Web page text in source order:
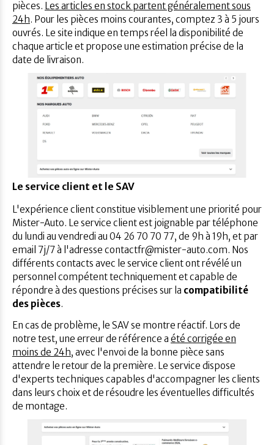
pièces. Les articles en stock partent généralement sous
24h. Pour les pièces moins courantes, comptez 3 à 5 jours
ouvrés. Le site indique en temps réel la disponibilité de
chaque article et propose une estimation précise de la
date de livraison.
Le service client et le SAV
L'expérience client constitue visiblement une priorité pour
Mister-Auto. Le service client est joignable par téléphone
du lundi au vendredi au 04 26 70 70 77, de 9h à 19h, et par
email 7j/7 à l'adresse contactfr@mister-auto.com. Nos
différents contacts avec le service client ont révélé un
personnel compétent techniquement et capable de
répondre à des questions précises sur la compatibilité
des pièces.
En cas de problème, le SAV se montre réactif. Lors de
notre test, une erreur de référence a été corrigée en
moins de 24h, avec l'envoi de la bonne pièce sans
attendre le retour de la première. Le service dispose
d'experts techniques capables d'accompagner les clients
dans leurs choix et de résoudre les éventuelles difficultés
de montage.